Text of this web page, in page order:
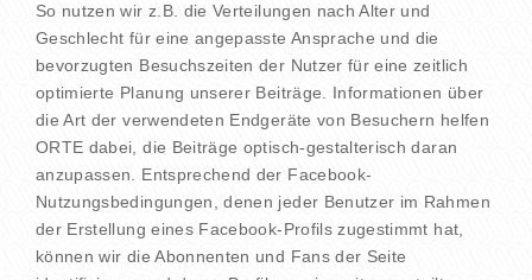
So nutzen wir z.B. die Verteilungen nach Alter und
Geschlecht für eine angepasste Ansprache und die
bevorzugten Besuchszeiten der Nutzer für eine zeitlich
optimierte Planung unserer Beiträge. Informationen über
die Art der verwendeten Endgeräte von Besuchern helfen
ORTE dabei, die Beiträge optisch-gestalterisch daran
anzupassen. Entsprechend der Facebook-
Nutzungsbedingungen, denen jeder Benutzer im Rahmen
der Erstellung eines Facebook-Profils zugestimmt hat,
können wir die Abonnenten und Fans der Seite